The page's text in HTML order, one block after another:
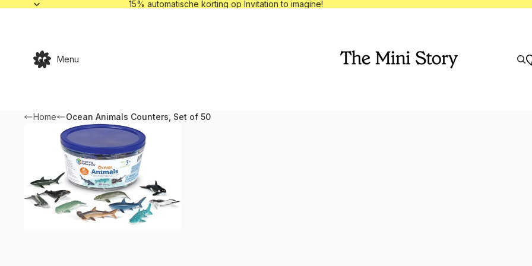
15% automatische korting op Invitation to imagine!
15% automatische korting op Invitation to imagine!
Menu
Home Ocean Animals Counters, Set of 50